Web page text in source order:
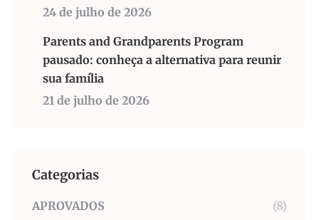
24 de julho de 2026
Parents and Grandparents Program
pausado: conheça a alternativa para reunir
sua família
21 de julho de 2026
Categorias
APROVADOS
(8)